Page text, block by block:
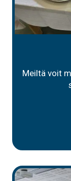
Meiltä voit